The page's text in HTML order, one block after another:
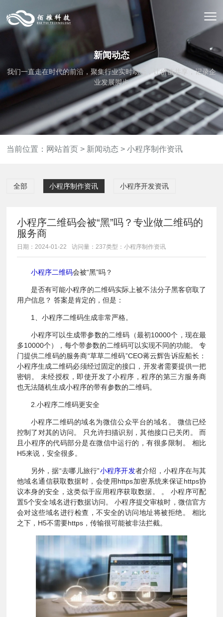
新闻动态
我们一直走在时代的前沿，聚集行业实时动态，让价值共享，记录企
业发展脚步
当前位置： 网站首页 > 新闻动态 >小程序制作资讯
全部 小程序制作资讯 小程序开发资讯
小程序二维码会被“黑”吗？专业做二维码的
服务商
日期：2024-01-22 访问量：237类型：小程序制作资讯
小程序二维码会被“黑”吗？
是否有可能小程序的二维码实际上被不法分子黑客窃取了
用户信息？ 答案是肯定的，但是：
1、小程序二维码生成非常严格。
小程序可以生成带参数的二维码（最初10000个，现在最
多10000个），每个带参数的二维码可以实现不同的功能。 专
门提供二维码的服务商“草草二维码”CEO蒋云辉告诉应船长：
小程序生成二维码必须经过固定的接口，开发者需要提供一把
密钥。 未经授权，即使开发了小程序，程序的第三方服务商
也无法随机生成小程序的带有参数的二维码。
2.小​​程序二维码更安全
小程序二维码的域名为微信公众平台的域名。 微信已经
控制了对其的访问。 只允许扫描识别，其他接口已关闭。 而
且小程序的代码部分是在微信中运行的，有很多限制。 相比
H5来说，安全很多。
另外，据“去哪儿旅行”小程序开发者介绍，小程序在与其
他域名通信获取数据时，会使用https加密系统来保证https协
议本身的安全，这类似于应用程序获取数据。 。 小程序可配
置5个安全域名进行数据访问。 小程序提交审核时，微信官方
会对这些域名进行检查，不安全的访问地址将被拒绝。 相比
之下，H5不需要https，传输很可能被非法拦截。